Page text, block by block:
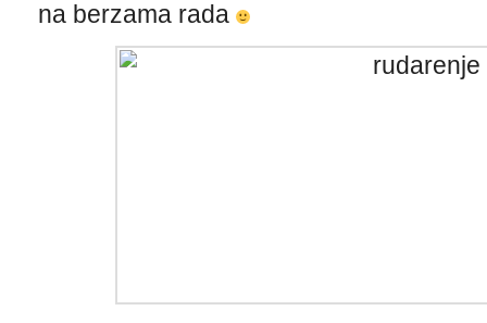
na berzama rada